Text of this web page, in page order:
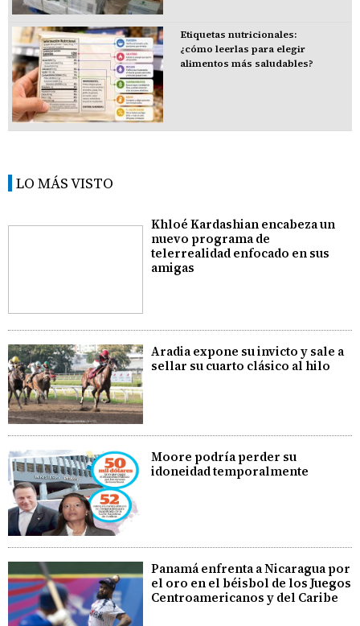
Etiquetas nutricionales:
¿cómo leerlas para elegir
alimentos más saludables?
LO MÁS VISTO
Khloé Kardashian encabeza un
nuevo programa de
telerrealidad enfocado en sus
amigas
Aradia expone su invicto y sale a
sellar su cuarto clásico al hilo
Moore podría perder su
idoneidad temporalmente
Panamá enfrenta a Nicaragua por
el oro en el béisbol de los Juegos
Centroamericanos y del Caribe